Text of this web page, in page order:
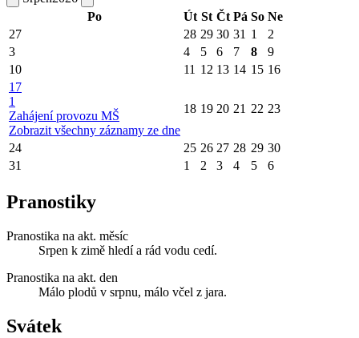
Po
Út St Čt Pá So Ne
27
28 29 30 31 1
2
3
4 5 6 7 8
9
10
11 12 13 14 15 16
17
1
Zahájení provozu MŠ
Zobrazit všechny záznamy ze dne
18 19 20 21 22 23
24 25 26 27 28 29 30
31
1 2 3 4 5 6
Pranostiky
Pranostika na akt. měsíc
Srpen k zimě hledí a rád vodu cedí.
Pranostika na akt. den
Málo plodů v srpnu, málo včel z jara.
Svátek